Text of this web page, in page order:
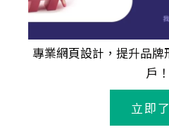
專業網頁設計 ，提升品
戶！
立即